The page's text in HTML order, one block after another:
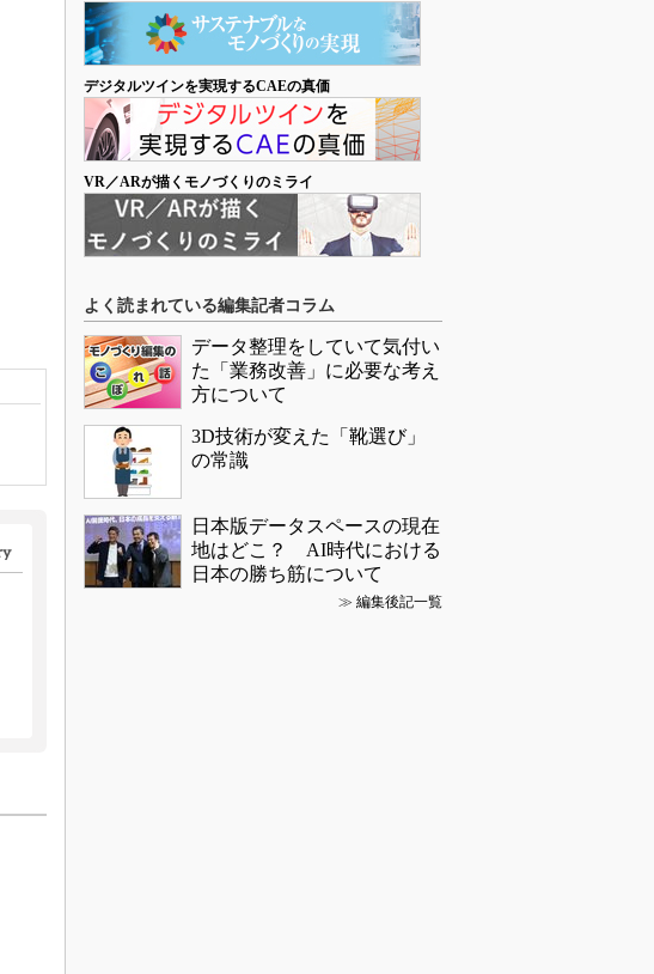
デジタルツインを実現するCAEの真価
VR／ARが描くモノづくりのミライ
よく読まれている編集記者コラム
データ整理をしていて気付い
た「業務改善」に必要な考え
方について
3D技術が変えた「靴選び」
の常識
日本版データスペースの現在
地はどこ？ AI時代における
日本の勝ち筋について
≫ 編集後記一覧